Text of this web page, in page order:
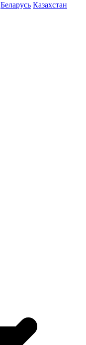
Беларусь Казахстан